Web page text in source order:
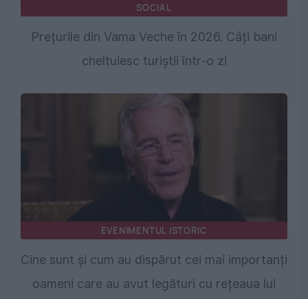
SOCIAL
Prețurile din Vama Veche în 2026. Câți bani
cheltuiesc turiștii într-o zi
EVENIMENTUL ISTORIC
Cine sunt și cum au dispărut cei mai importanți
oameni care au avut legături cu rețeaua lui